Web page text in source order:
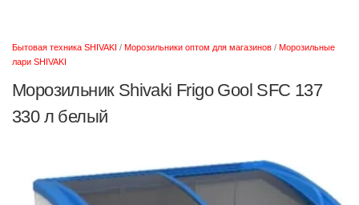
Бытовая техника SHIVAKI / Морозильники оптом для магазинов / Морозильные
лари SHIVAKI
Морозильник Shivaki Frigo Gool SFC 137
330 л белый